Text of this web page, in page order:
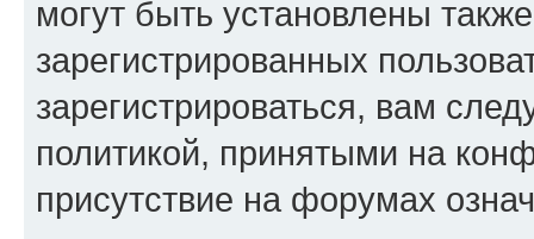
могут быть установлены
зарегистрированных
зарегистрироваться, вам
политикой, принятыми на
присутствие на форумах